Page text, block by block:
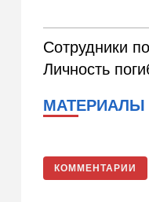
Сотрудники
Личность
МАТЕРИАЛЫ
КОММЕНТАРИИ